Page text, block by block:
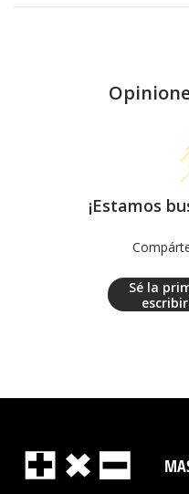
¡Estamos
Sé la